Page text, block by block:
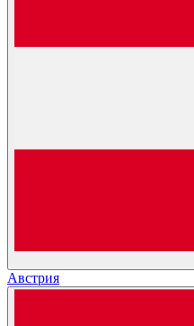
Австрия